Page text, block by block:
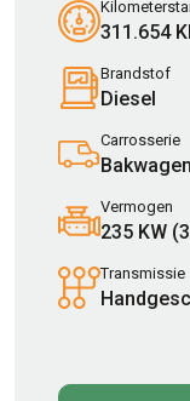
311.654
Brandstof
Diesel
Carrosserie
Bakwagen
Vermogen
235 KW
Transmissie